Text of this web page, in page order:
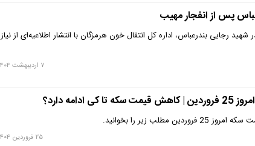
پس از انفجار مهیب
رجایی بندرعباس، اداره کل انتقال خون هرمزگان با انتشار اطلاعیه‌ای از نیاز
۷ اردیبهشت ۱۴۰۴
دارد؟
مطلب زیر را بخوانید.
۲۵ فروردین ۱۴۰۴